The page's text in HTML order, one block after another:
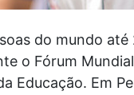
do mundo
o Fórum
Educação. Em